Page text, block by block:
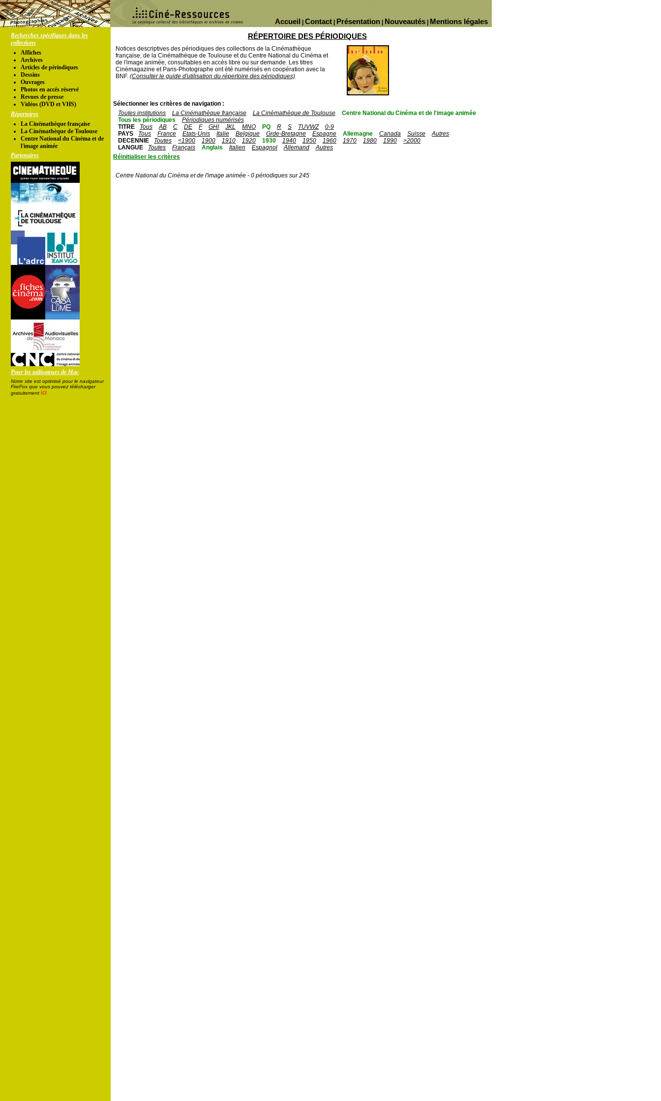
Mentions légales
Nouveautés
Présentation
Contact
Accueil
Recherches spécifiques dans les
collections
Affiches
Archives
Articles de périodiques
Dessins
Ouvrages
Photos en accés réservé
Revues de presse
Vidéos (DVD et VHS)
Répertoires
La Cinémathèque française
La Cinémathèque de Toulouse
Centre National du Cinéma et de
l'image animée
Partenaires
Pour les utilisateurs de Mac
Notre site est optimisé pour le navigateur
FireFox que vous pouvez télécharger
gratuitement ici
RÉPERTOIRE DES PÉRIODIQUES
Notices descriptives des périodiques des collections de la Cinémathèque
française, de la Cinémathèque de Toulouse et du Centre National du Cinéma et
de l'image animée, consultables en accès libre ou sur demande. Les titres
Cinémagazine et Paris-Photographe ont été numérisés en coopération avec la
BNF. (Consulter le guide d'utilisation du répertoire des périodiques)
Sélectionner les critères de navigation :
Toutes institutions
La Cinémathèque française La Cinémathèque de Toulouse
Centre National du Cinéma et de l'image animée
Tous les périodiques
Périodiques numérisés
TITRE
Tous AB C DE F GHI JKL MNO PQ R S TUVWZ
0-9
PAYS
Tous France Etats-Unis Italie Belgique Grde-Bretagne Espagne Allemagne Canada Suisse
Autres
DECENNIE
Toutes <1900 1900 1910 1920 1930 1940 1950 1960 1970 1980 1990
>2000
LANGUE
Toutes Français Anglais Italien Espagnol Allemand
Autres
Réinitialiser les critères
Centre National du Cinéma et de l'image animée - 0 périodiques sur 245